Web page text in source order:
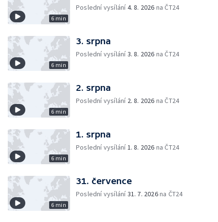
6 min
Poslední vysílání4. 8. 2026 na ČT24
6 min
3. srpna
Poslední vysílání3. 8. 2026 na ČT24
6 min
2. srpna
Poslední vysílání 2. 8. 2026 na ČT24
6 min
1. srpna
Poslední vysílání1. 8. 2026 na ČT24
6 min
31. července
Poslední vysílání31. 7. 2026na ČT24